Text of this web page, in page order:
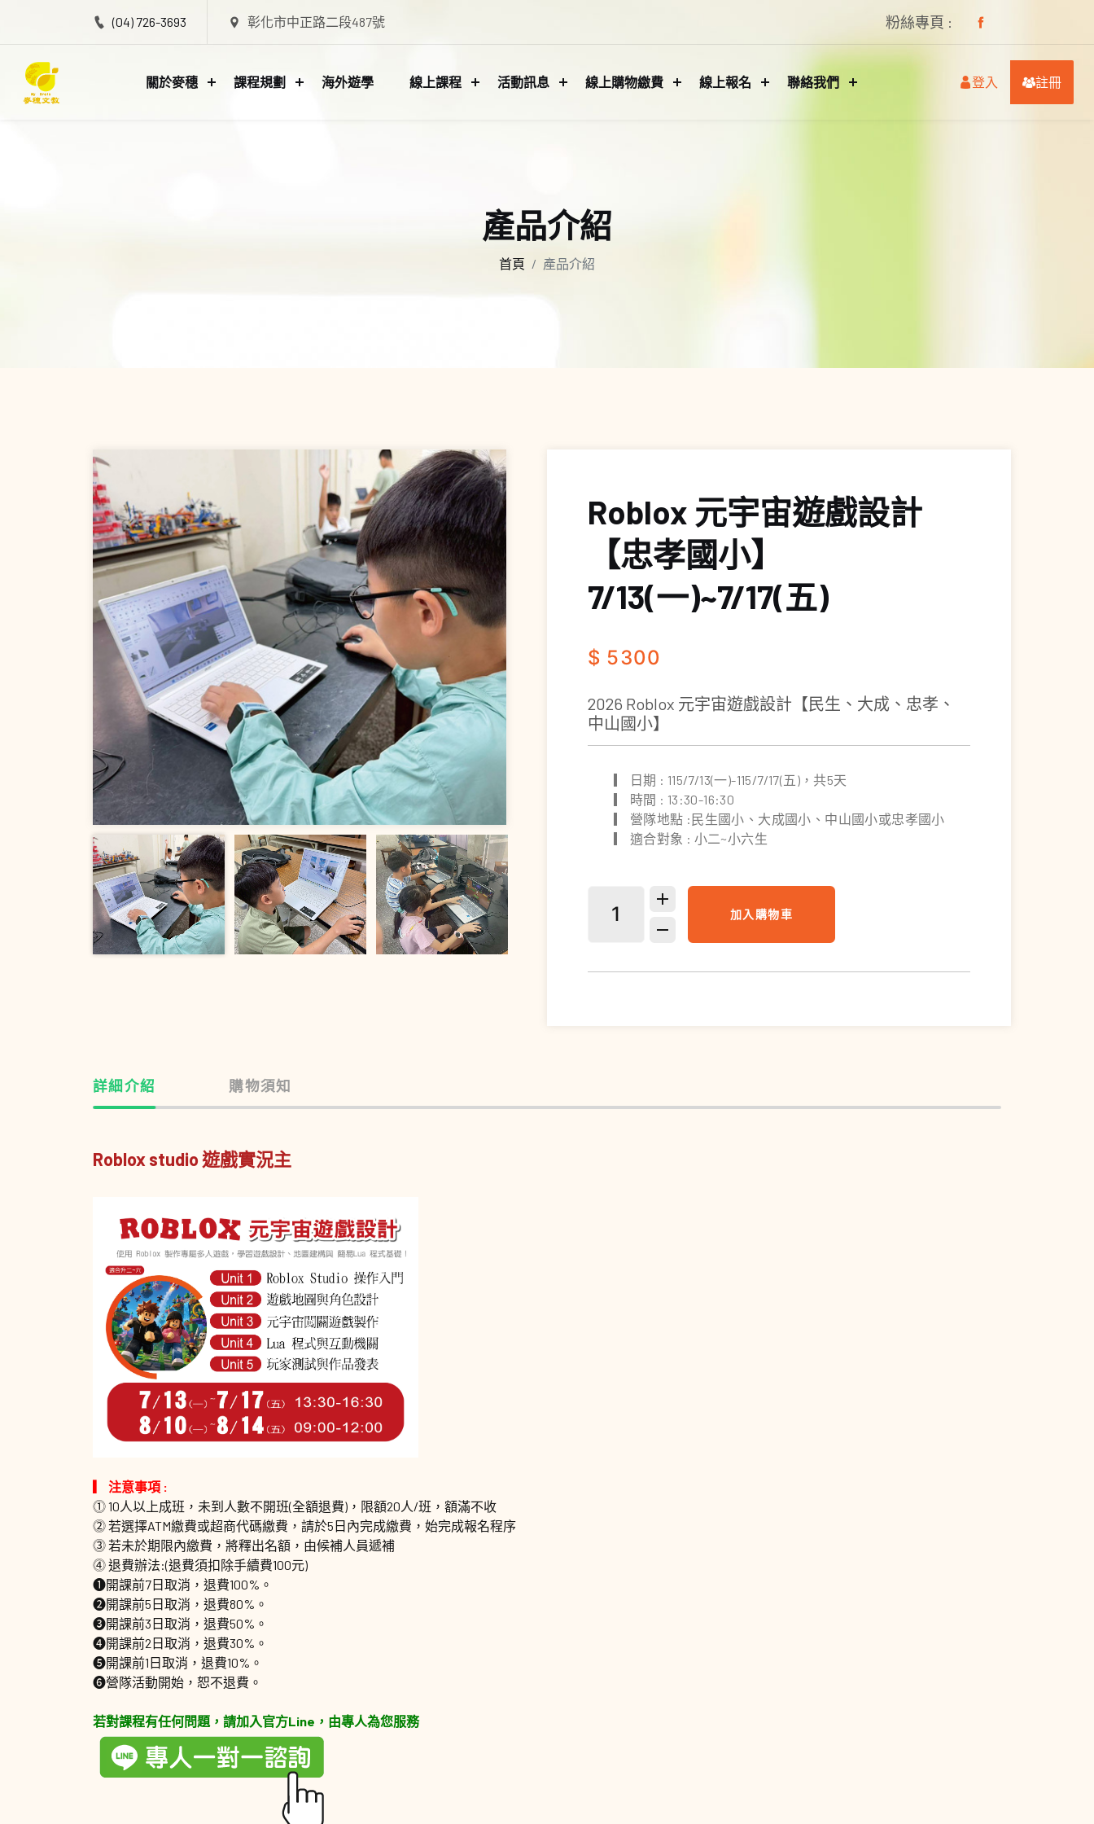
(04) 726-3693 彰化市中正路二段487號 粉絲專頁 :
關於麥穗 課程規劃 海外遊學 線上課程 活動訊息 線上購物繳費 線上報名 聯絡我們 登入 註冊
產品介紹
首頁 產品介紹
Roblox 元宇宙遊戲設計
【忠孝國小】
7/13(一)~7/17(五)
$ 5300
2026 Roblox 元宇宙遊戲設計【民生、大成、忠孝、
中山國小】
▎ 日期 : 115/7/13(一)-115/7/17(五)，共5天
▎ 時間 : 13:30-16:30
▎ 營隊地點 :民生國小、大成國小、中山國小或忠孝國小
▎ 適合對象 : 小二~小六生
加入購物車
詳細介紹 購物須知
Roblox studio 遊戲實況主
▎ 注意事項 :
⓵ 10人以上成班，未到人數不開班(全額退費)，限額20人/班，額滿不收
⓶ 若選擇ATM繳費或超商代碼繳費，請於5日內完成繳費，始完成報名程序
⓷ 若未於期限內繳費，將釋出名額，由候補人員遞補
⓸ 退費辦法:(退費須扣除手續費100元)
❶開課前7日取消，退費100%。
❷開課前5日取消，退費80%。
❸開課前3日取消，退費50%。
❹開課前2日取消，退費30%。
❺開課前1日取消，退費10%。
❻營隊活動開始，恕不退費。
若對課程有任何問題，請加入官方Line，由專人為您服務